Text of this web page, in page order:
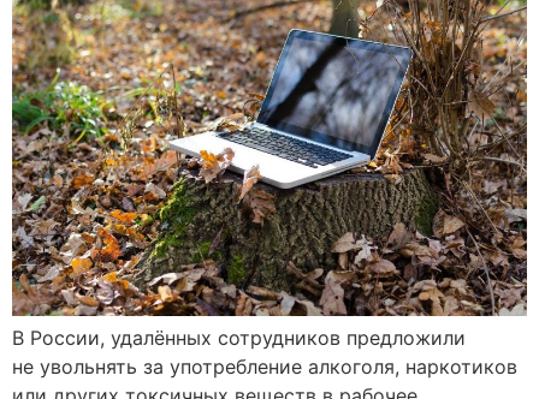
В России, удалённых сотрудников предложили
не увольнять за употребление алкоголя, наркотиков